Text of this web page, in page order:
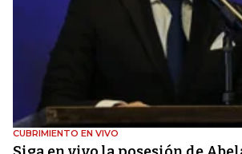
CUBRIMIENTO EN VIVO